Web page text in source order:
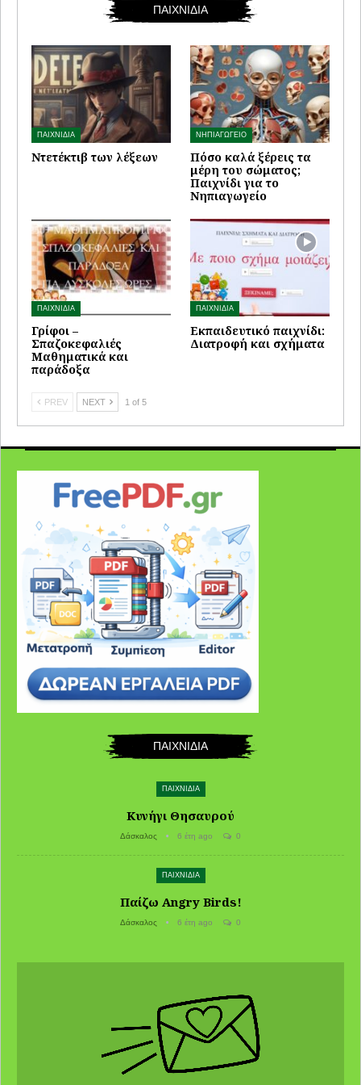
ΠΑΙΧΝΙΔΙΑ
ΠΑΙΧΝΙΔΙΑ
Ντετέκτιβ των λέξεων
ΝΗΠΙΑΓΩΓΕΙΟ
Πόσο καλά ξέρεις τα
μέρη του σώματος;
Παιχνίδι για το
Νηπιαγωγείο
ΠΑΙΧΝΙΔΙΑ
Γρίφοι –
Σπαζοκεφαλιές
Μαθηματικά και
παράδοξα
ΠΑΙΧΝΙΔΙΑ
Εκπαιδευτικό παιχνίδι:
Διατροφή και σχήματα
PREV NEXT 1 of 5
ΠΑΙΧΝΙΔΙΑ
ΠΑΙΧΝΙΔΙΑ
Κυνήγι Θησαυρού
Δάσκαλος 6 έτη ago 0
ΠΑΙΧΝΙΔΙΑ
Παίζω Angry Birds!
Δάσκαλος 6 έτη ago 0